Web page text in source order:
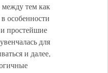
между тем как
особенности
простейшие
для
и далее,